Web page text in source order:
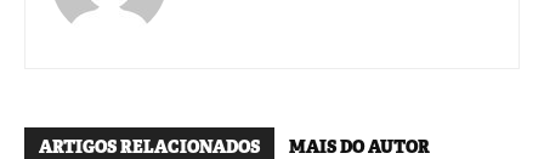
ARTIGOS RELACIONADOS MAIS DO AUTOR